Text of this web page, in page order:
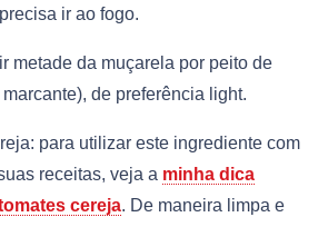
ir ao fogo.
metade da muçarela por peito de
de preferência light.
para utilizar este ingrediente com
receitas, veja a minha dica
cereja. De maneira limpa e